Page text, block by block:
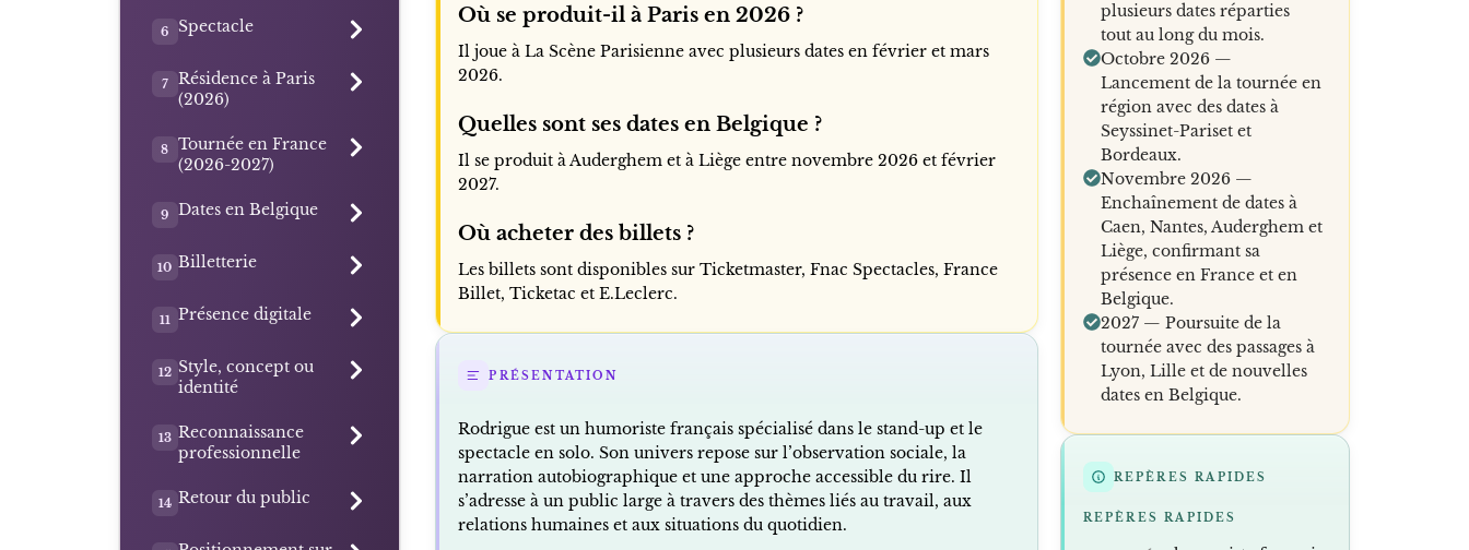
6 Spectacle
7
Résidence à Paris
(2026)
8
Tournée en France
(2026-2027)
9 Dates en Belgique
10 Billetterie
11 Présence digitale
12 Style, concept ou
identité
13 Reconnaissance
professionnelle
14 Retour du public
Où se produit-il à Paris en 2026 ?
Il joue à La Scène Parisienne avec plusieurs dates en février et mars
2026.
Quelles sont ses dates en Belgique ?
Il se produit à Auderghem et à Liège entre novembre 2026 et février
2027.
Où acheter des billets ?
Les billets sont disponibles sur Ticketmaster, Fnac Spectacles, France
Billet, Ticketac et E.Leclerc.
PRÉSENTATION
Rodrigue est un humoriste français spécialisé dans le stand-up et le
spectacle en solo. Son univers repose sur l’observation sociale, la
narration autobiographique et une approche accessible du rire. Il
s’adresse à un public large à travers des thèmes liés au travail, aux
relations humaines et aux situations du quotidien.
plusieurs dates réparties
tout au long du mois.
Octobre 2026 —
Lancement de la tournée en
région avec des dates à
Seyssinet-Pariset et
Bordeaux.
Novembre 2026 —
Enchaînement de dates à
Caen, Nantes, Auderghem et
Liège, confirmant sa
présence en France et en
Belgique.
2027 — Poursuite de la
tournée avec des passages à
Lyon, Lille et de nouvelles
dates en Belgique.
REPÈRES RAPIDES
REPÈRES RAPIDES